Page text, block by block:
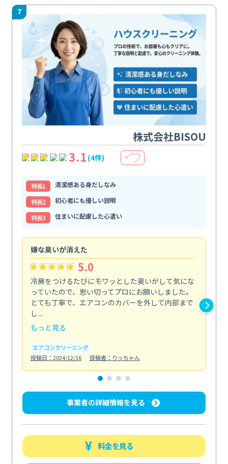
7
株式会社BISOU
3.1 (4件) ＋
特⻑1
清潔感ある身だしなみ
特⻑2
初心者にも優しい説明
特⻑3
住まいに配慮した心遣い
嫌な臭いが消えた
5.0
冷房をつけるたびにモワッとした臭いがして気にな
っていたので、思い切ってプロにお願いしました。
とても丁寧で、エアコンのカバーを外して内部まで
し...
もっと見る
エアコンクリーニング
投稿日：2024/12/16
投稿者：りっちゃん
事業者の詳細情報を見る
料金を見る